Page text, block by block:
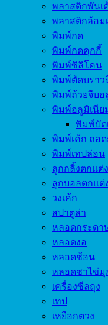
พลาสติกพันเ
พลาสติกล้อม
พิมพ์กด
พิมพ์กดคุกกี้
พิมพ์ซิลิโคน
พิมพ์ตัดบราว
พิมพ์ถ้วยจีบอ
พิมพ์อลูมิเนีย
พิมพ์บัต
พิมพ์เค้ก ถอ
พิมพ์เทปล่อน
ลูกกลิ้งตกแต่ง
ลูกบอลตกแต่
วงเค้ก
สปาตูล่า
หลอดกระดา
หลอดงอ
หลอดช้อน
หลอดชาไข่มุ
เครื่องซีลถุง
เทป
เหยือกตวง